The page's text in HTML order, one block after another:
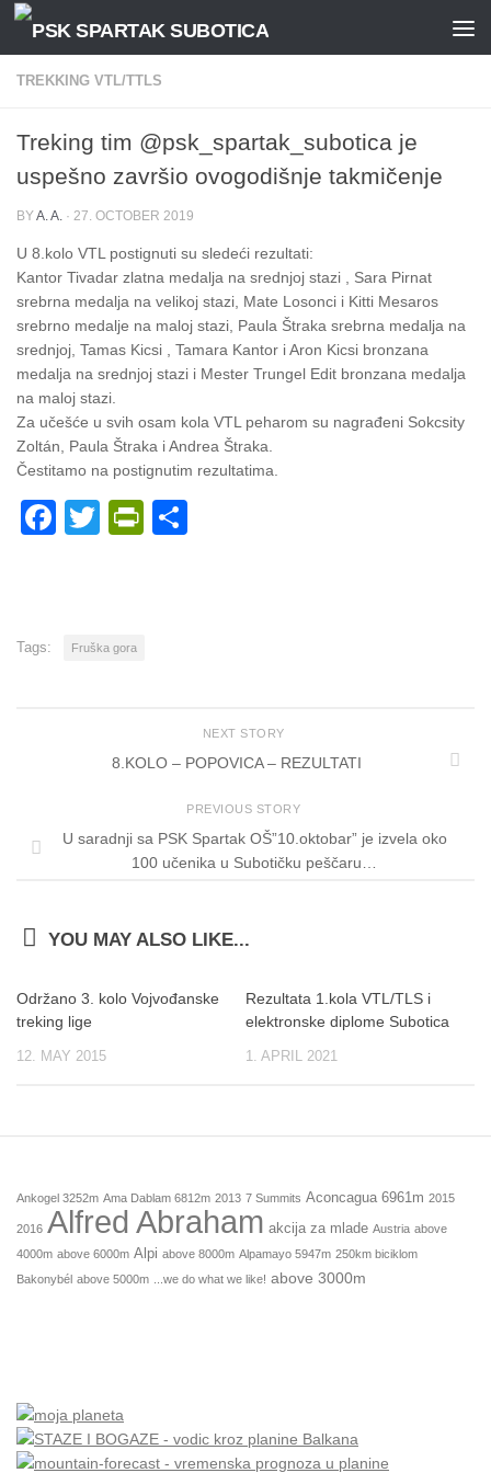
Skip to content
TREKKING VTL/TTLS
Treking tim @psk_spartak_subotica je
uspešno završio ovogodišnje takmičenje
BYA. A. · 27. OCTOBER 2019
U 8.kolo VTL postignuti su sledeći rezultati:
Kantor Tivadar zlatna medalja na srednjoj stazi , Sara Pirnat
srebrna medalja na velikoj stazi, Mate Losonci i Kitti Mesaros
srebrno medalje na maloj stazi, Paula Štraka srebrna medalja na
srednjoj, Tamas Kicsi , Tamara Kantor i Aron Kicsi bronzana
medalja na srednjoj stazi i Mester Trungel Edit bronzana medalja
na maloj stazi.
Za učešće u svih osam kola VTL peharom su nagrađeni Sokcsity
Zoltán, Paula Štraka i Andrea Štraka.
Čestitamo na postignutim rezultatima.
Facebook
TwitterPrintFriendly
Tags: Fruška gora
NEXT STORY
8.KOLO – POPOVICA – REZULTATI
PREVIOUS STORY
U saradnji sa PSK Spartak OŠ”10.oktobar” je izvela oko
100 učenika u Subotičku peščaru…
YOU MAY ALSO LIKE...
Održano 3. kolo Vojvođanske
treking lige
12. MAY 2015
Rezultata 1.kola VTL/TLS i
elektronske diplome Subotica
1. APRIL 2021
Ankogel 3252m Ama Dablam 6812m 2013 7 Summits Aconcagua 6961m 2015
2016 Alfred Abraham akcija za mlade Austria above
4000m above 6000m Alpi above 8000m Alpamayo 5947m 250km biciklom
Bakonybél above 5000m ...we do what we like! above 3000m